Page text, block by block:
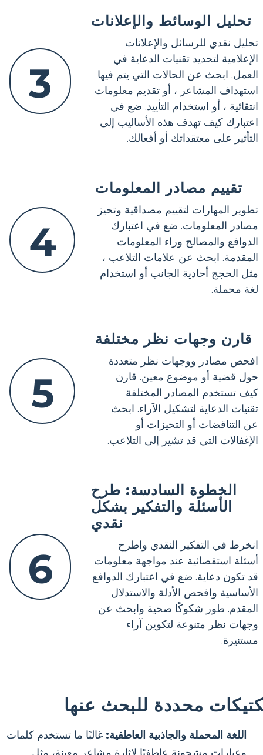
3
تحليل الوسائط والإعلانات
تحليل نقدي للرسائل والإعلانات
الإعلامية لتحديد تقنيات الدعاية في
العمل. ابحث عن الحالات التي يتم فيها
استهداف المشاعر ، أو تقديم معلومات
انتقائية ، أو استخدام التأييد. ضع في
اعتبارك كيف تهدف هذه الأساليب إلى
التأثير على معتقداتك أو أفعالك.
4
تقييم مصادر المعلومات
تطوير المهارات لتقييم مصداقية وتحيز
مصادر المعلومات. ضع في اعتبارك
الدوافع والمصالح وراء المعلومات
المقدمة. ابحث عن علامات التلاعب ،
مثل الحجج أحادية الجانب أو استخدام
لغة محملة.
5
قارن وجهات نظر مختلفة
افحص مصادر ووجهات نظر متعددة
حول قضية أو موضوع معين. قارن
كيف تستخدم المصادر المختلفة
تقنيات الدعاية لتشكيل الآراء. ابحث
عن التناقضات أو التحيزات أو
الإغفالات التي قد تشير إلى التلاعب.
6
الخطوة السادسة: طرح
الأسئلة والتفكير بشكل
نقدي
انخرط في التفكير النقدي واطرح
أسئلة استقصائية عند مواجهة معلومات
قد تكون دعاية. ضع في اعتبارك الدوافع
الأساسية وافحص الأدلة والاستدلال
المقدم. طور شكوكًا صحية وابحث عن
وجهات نظر متنوعة لتكوين آراء
مستنيرة.
محددة للبحث عنها
اللغة المحملة والجاذبية العاطفية: غالبًا ما تستخدم كلمات